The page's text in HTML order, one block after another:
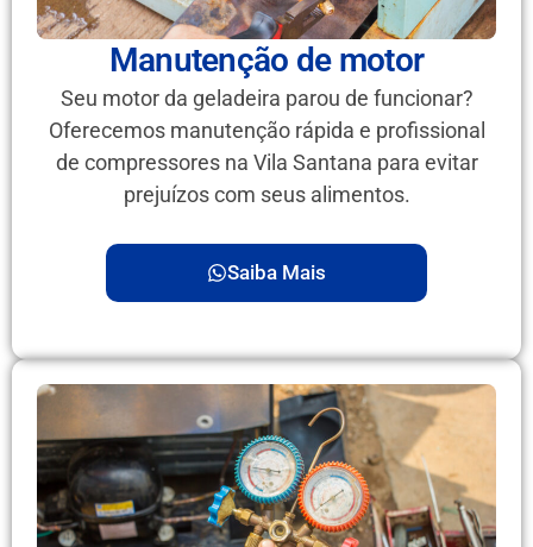
Manutenção de motor
Seu motor da geladeira parou de funcionar?
Oferecemos manutenção rápida e profissional
de compressores na Vila Santana para evitar
prejuízos com seus alimentos.
Saiba Mais